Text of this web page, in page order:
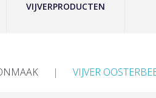
VIJVERPRODUCTEN
VIJVER